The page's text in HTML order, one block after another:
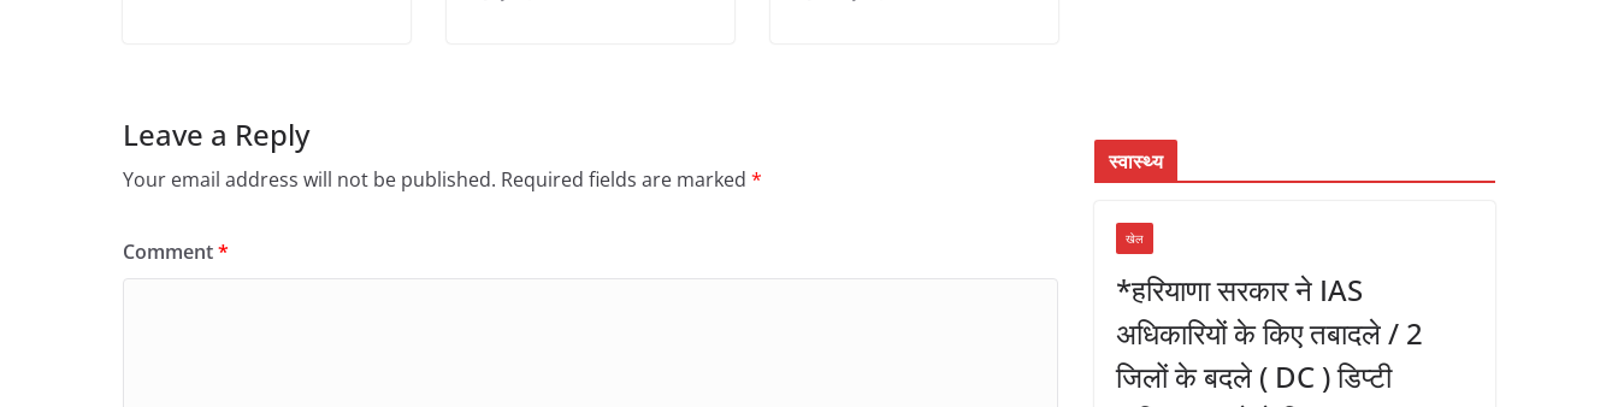
Leave a Reply
Your email address will not be published. Required fields are marked *
Comment*
स्वास्थ्य
खेल
*हरियाणा सरकार ने IAS
अधिकारियों के किए तबादले / 2
जिलों के बदले ( DC ) डिप्टी